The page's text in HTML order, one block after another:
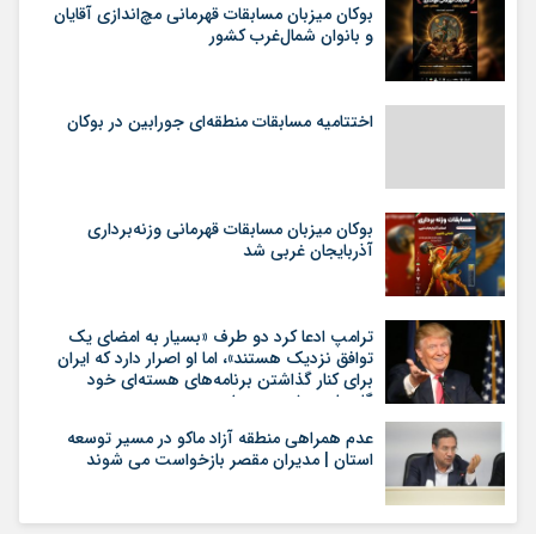
بوکان میزبان مسابقات قهرمانی مچ‌اندازی آقایان
و بانوان شمال‌غرب کشور
اختتامیه مسابقات منطقه‌ای جورابین در بوکان
بوکان میزبان مسابقات قهرمانی وزنه‌برداری
آذربایجان غربی شد
ترامپ ادعا کرد دو طرف «بسیار به امضای یک
توافق نزدیک هستند»، اما او اصرار دارد که ایران
برای کنار گذاشتن برنامه‌های هسته‌ای خود
گام‌های بیشتری بردارد
عدم همراهی منطقه آزاد ماکو در مسیر توسعه
استان | مدیران مقصر بازخواست می شوند